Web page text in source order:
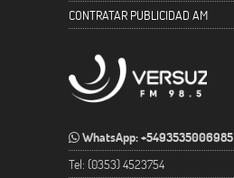
CONTRATAR PUBLICIDAD AM
WhatsApp: +5493535006985
Tel: (0353) 4523754